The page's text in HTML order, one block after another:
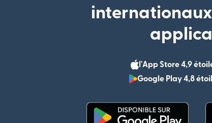
l'App Store 4,9
Google Play 4,8